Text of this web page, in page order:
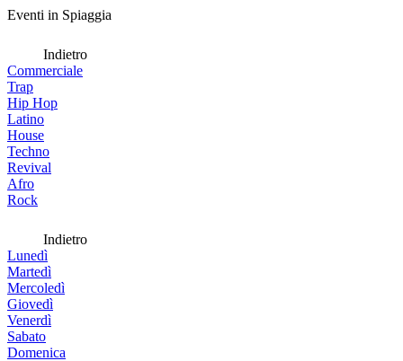
Eventi in Spiaggia
Indietro
Commerciale
Trap
Hip Hop
Latino
House
Techno
Revival
Afro
Rock
Indietro
Lunedì
Martedì
Mercoledì
Giovedì
Venerdì
Sabato
Domenica